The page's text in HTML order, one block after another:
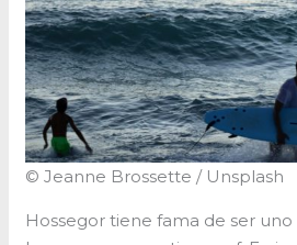
© Jeanne Brossette / Unsplash
Hossegor tiene fama de ser